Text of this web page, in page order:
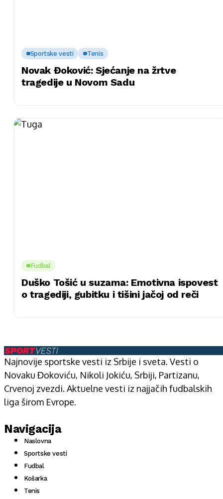
Sportske vesti Tenis
Novak Đoković: Sjećanje na žrtve
tragedije u Novom Sadu
Fudbal
Duško Tošić u suzama: Emotivna ispovest
o tragediji, gubitku i tišini jačoj od reči
Najnovije sportske vesti iz Srbije i sveta. Vesti o
Novaku Đokoviću, Nikoli Jokiću, Srbiji, Partizanu,
Crvenoj zvezdi. Aktuelne vesti iz najjačih fudbalskih
liga širom Evrope.
Navigacija
Naslovna
Sportske vesti
Fudbal
Košarka
Tenis